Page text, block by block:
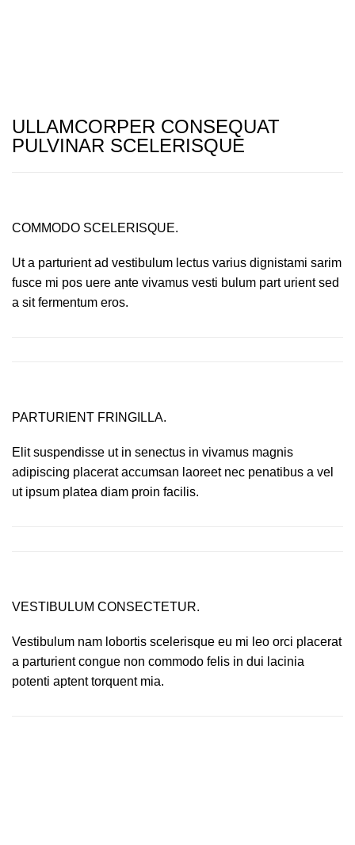
ULLAMCORPER CONSEQUAT
PULVINAR SCELERISQUE
COMMODO SCELERISQUE.
Ut a parturient ad vestibulum lectus varius dignistami sarim
fusce mi pos uere ante vivamus vesti bulum part urient sed
a sit fermentum eros.
PARTURIENT FRINGILLA.
Elit suspendisse ut in senectus in vivamus magnis
adipiscing placerat accumsan laoreet nec penatibus a vel
ut ipsum platea diam proin facilis.
VESTIBULUM CONSECTETUR.
Vestibulum nam lobortis scelerisque eu mi leo orci placerat
a parturient congue non commodo felis in dui lacinia
potenti aptent torquent mia.